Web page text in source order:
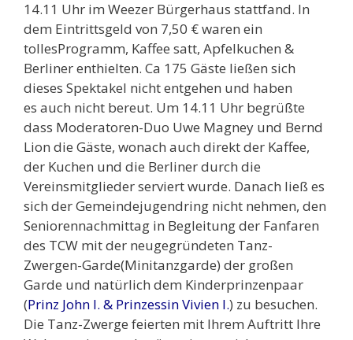
14.11 Uhr im Weezer Bürgerhaus stattfand. In
dem Eintrittsgeld von 7,50 € waren ein
tollesProgramm, Kaffee satt, Apfelkuchen &
Berliner enthielten. Ca 175 Gäste ließen sich
dieses Spektakel nicht entgehen und haben
es auch nicht bereut. Um 14.11 Uhr begrüßte
dass Moderatoren-Duo Uwe Magney und Bernd
Lion die Gäste, wonach auch direkt der Kaffee,
der Kuchen und die Berliner durch die
Vereinsmitglieder serviert wurde. Danach ließ es
sich der Gemeindejugendring nicht nehmen, den
Seniorennachmittag in Begleitung der Fanfaren
des TCW mit der neugegründeten Tanz-
Zwergen-Garde(Minitanzgarde) der großen
Garde und natürlich dem Kinderprinzenpaar
(Prinz John I. & Prinzessin Vivien I.) zu besuchen.
Die Tanz-Zwerge feierten mit Ihrem Auftritt Ihre